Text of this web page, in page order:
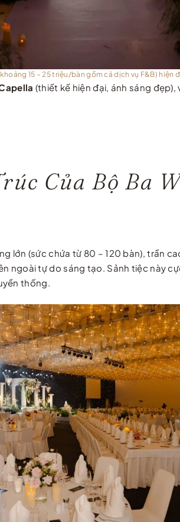
15 – 25 triệu/bàn gồm cả dịch vụ F&B) hiện
(thiết kế hiện đại, ánh sáng đẹp),
Của Bộ Ba
lớn (sức chứa từ 80 – 120 bàn), trần
ngoài tự do sáng tạo. Sảnh tiệc này
thống.